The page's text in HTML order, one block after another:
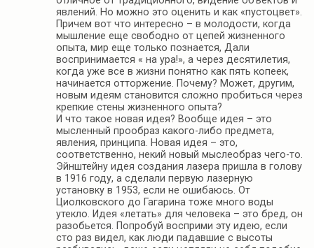
явлений. Но можно это оценить и как «пустоцвет».
Причем вот что интересно – в молодости, когда
мышление еще свободно от цепей жизненного
опыта, мир еще только познается, Дали
воспринимается « на ура!», а через десятилетия,
когда уже все в жизни понятно как пять копеек,
начинается отторжение. Почему? Может, другим,
новым идеям становится сложно пробиться через
крепкие стены жизненного опыта?
И что такое новая идея? Вообще идея – это
мысленный прообраз какого-либо предмета,
явления, принципа. Новая идея – это,
соответственно, некий новый мыслеобраз чего-то.
Эйнштейну идея создания лазера пришла в голову
в 1916 году, а сделали первую лазерную
установку в 1953, если не ошибаюсь. От
Циолковского до Гагарина тоже много воды
утекло. Идея «летать» для человека – это бред, он
разобьется. Попробуй восприми эту идею, если
сто раз видел, как люди падавшие с высоты